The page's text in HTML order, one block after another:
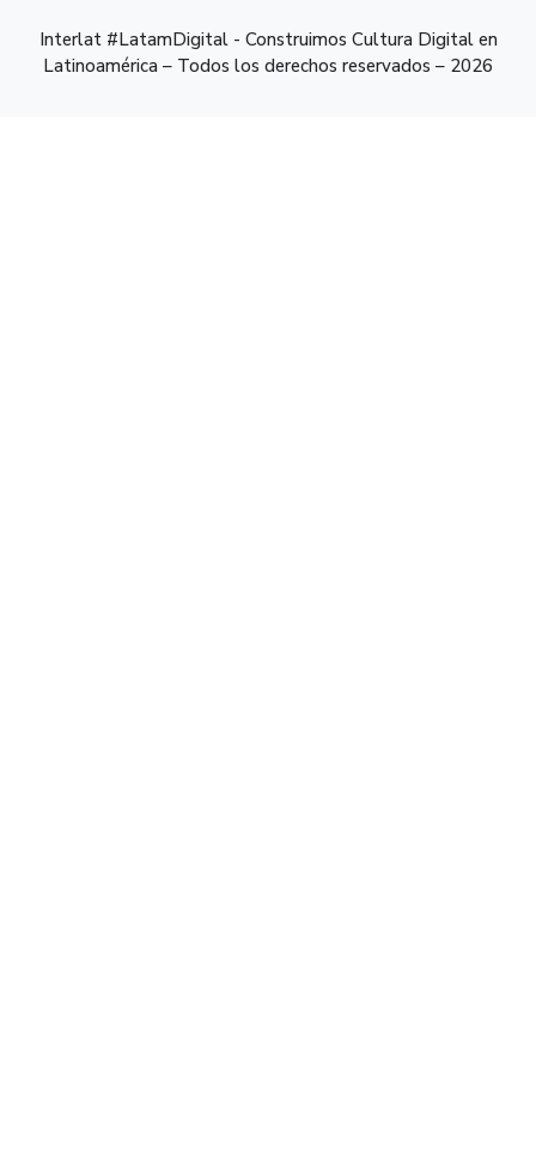
Interlat #LatamDigital - Construimos Cultura Digital en
Latinoamérica – Todos los derechos reservados – 2026